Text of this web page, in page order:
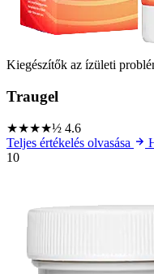
Kiegészítők az ízületi
Traugel
★★★★½ 4.6
Teljes értékelés olvasása
10